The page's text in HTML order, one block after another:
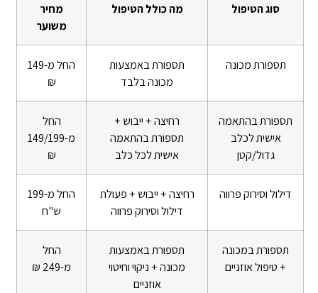
סוג הטיפול מה כולל הטיפול
מחיר
משוער
תספורת מכונה
תספורת באמצעות
מכונה בלבד
החל מ-149
₪
תספורת בהתאמה
אישית לכלב
גדול/קטן
רחיצה + ייבוש +
תספורת בהתאמה
אישית לכל כלב
החל
מ-149/199
₪
דילול וסירוק פרווה
רחיצה + ייבוש + פעולת
דילול וסירוק פרווה
החל מ-199
ש"ח
תספורת במכונה
+ טיפול אוזניים
תספורת באמצעות
מכונה + ניקוי וחיטוי
אוזניים
החל
מ-249 ₪